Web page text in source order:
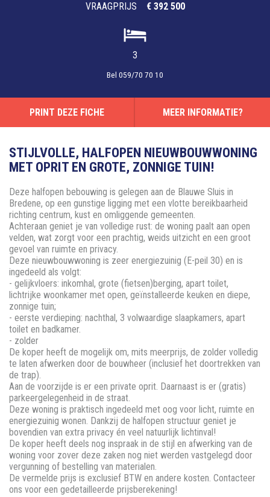
VRAAGPRIJS € 392 500
3
Bel 059/70 70 10
PRINT DEZE FICHE MEER INFORMATIE?
STIJLVOLLE, HALFOPEN NIEUWBOUWWONING
MET OPRIT EN GROTE, ZONNIGE TUIN!
Deze halfopen bebouwing is gelegen aan de Blauwe Sluis in
Bredene, op een gunstige ligging met een vlotte bereikbaarheid
richting centrum, kust en omliggende gemeenten.
Achteraan geniet je van volledige rust: de woning paalt aan open
velden, wat zorgt voor een prachtig, weids uitzicht en een groot
gevoel van ruimte en privacy.
Deze nieuwbouwwoning is zeer energiezuinig (E-peil 30) en is
ingedeeld als volgt:
- gelijkvloers: inkomhal, grote (fietsen)berging, apart toilet,
lichtrijke woonkamer met open, geïnstalleerde keuken en diepe,
zonnige tuin;
- eerste verdieping: nachthal, 3 volwaardige slaapkamers, apart
toilet en badkamer.
- zolder
De koper heeft de mogelijk om, mits meerprijs, de zolder volledig
te laten afwerken door de bouwheer (inclusief het doortrekken van
de trap).
Aan de voorzijde is er een private oprit. Daarnaast is er (gratis)
parkeergelegenheid in de straat.
Deze woning is praktisch ingedeeld met oog voor licht, ruimte en
energiezuinig wonen. Dankzij de halfopen structuur geniet je
bovendien van extra privacy én veel natuurlijk lichtinval!
De koper heeft deels nog inspraak in de stijl en afwerking van de
woning voor zover deze zaken nog niet werden vastgelegd door
vergunning of bestelling van materialen.
De vermelde prijs is exclusief BTW en andere kosten. Contacteer
ons voor een gedetailleerde prijsberekening!